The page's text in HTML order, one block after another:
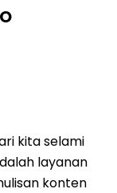
kita selami
layanan
konten